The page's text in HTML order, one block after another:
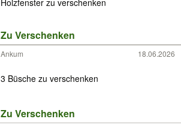
Holzfenster zu verschenken
Zu Verschenken
Ankum 18.06.2026
3 Büsche zu verschenken
Zu Verschenken